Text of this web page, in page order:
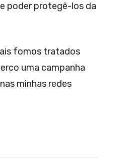
poder protegê-los da
fomos tratados
uma campanha
minhas redes